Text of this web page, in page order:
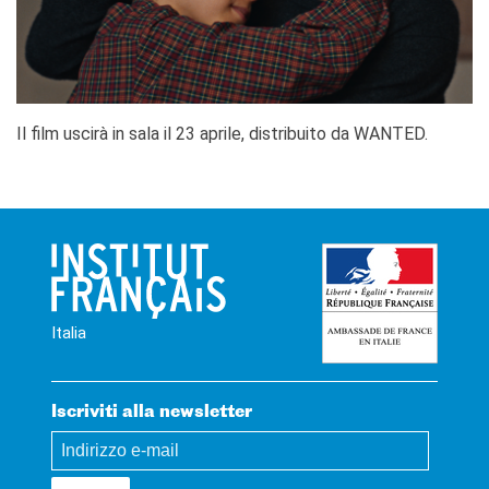
Il film uscirà in sala il 23 aprile, distribuito da WANTED.
Italia
Iscriviti alla newsletter